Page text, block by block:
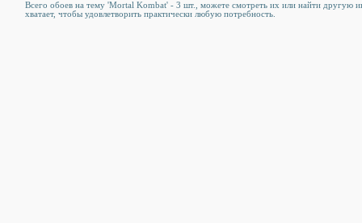
Всего обоев на тему 'Mortal Kombat' - 3 шт., можете смотреть их или найти другую
хватает, чтобы удовлетворить практически любую потребность.